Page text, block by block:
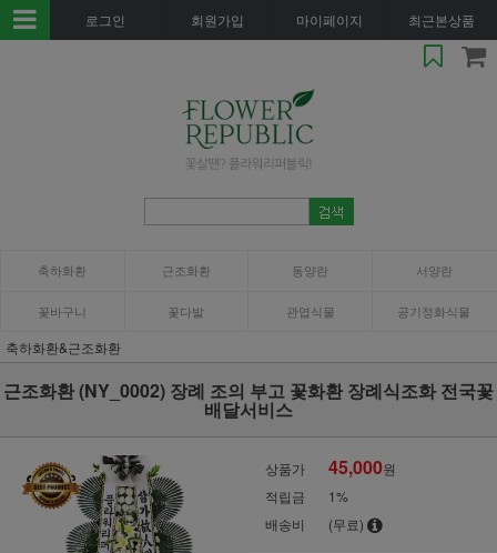
로그인 회원가입 마이페이지 최근본상품
축하화환 근조화환 동양란 서양란
꽃바구니 꽃다발 관엽식물 공기정화식물
축하화환&근조화환
근조화환 (NY_0002) 장례 조의 부고 꽃화환 장례식조화 전국꽃
배달서비스
상품가 45,000원
적립금
1%
배송비
(무료)